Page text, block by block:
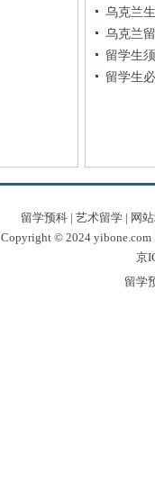
乌克兰
乌克兰
留学生
留学生
留学预科| 艺术留学| 网
Copyright © 2024 yibone.com
京
留学